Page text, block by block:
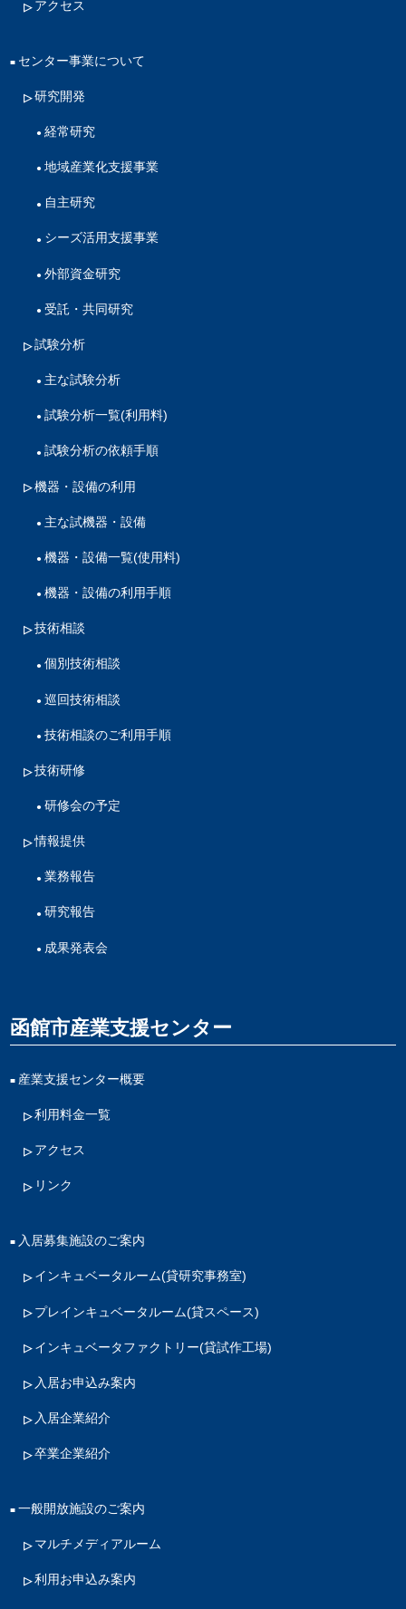
アクセス
センター事業について
研究開発
経常研究
地域産業化支援事業
自主研究
シーズ活用支援事業
外部資金研究
受託・共同研究
試験分析
主な試験分析
試験分析一覧(利用料)
試験分析の依頼手順
機器・設備の利用
主な試機器・設備
機器・設備一覧(使用料)
機器・設備の利用手順
技術相談
個別技術相談
巡回技術相談
技術相談のご利用手順
技術研修
研修会の予定
情報提供
業務報告
研究報告
成果発表会
函館市産業支援センター
産業支援センター概要
利用料金一覧
アクセス
リンク
入居募集施設のご案内
インキュベータルーム(貸研究事務室)
プレインキュベータルーム(貸スペース)
インキュベータファクトリー(貸試作工場)
入居お申込み案内
入居企業紹介
卒業企業紹介
一般開放施設のご案内
マルチメディアルーム
利用お申込み案内